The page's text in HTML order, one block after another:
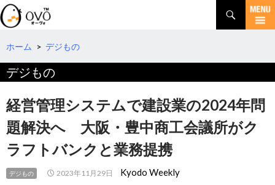
検
索
コ
テ
ツ
へ
動
ホーム > デジもの
デジもの
経営管理システムで建設業の2024年問
題解決へ 大阪・豊中商工会議所がク
ラフトバンクと業務提携
デジもの 2023年11月29日 Kyodo Weekly